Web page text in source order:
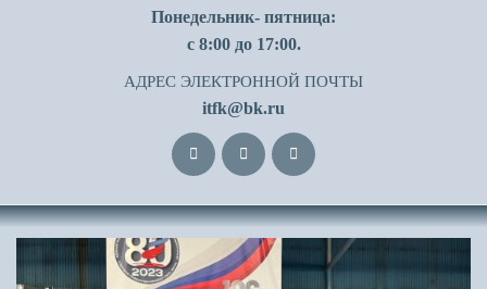
Понедельник- пятница:
с 8:00 до 17:00.
АДРЕС ЭЛЕКТРОННОЙ ПОЧТЫ
itfk@bk.ru